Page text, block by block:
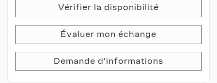
Vérifier la disponibilité
Évaluer mon échange
Demande d'informations